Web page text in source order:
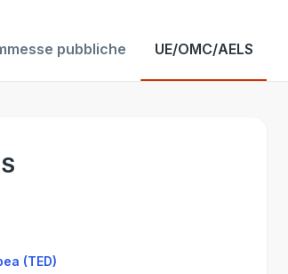
pubbliche UE/OMC/AELS
(TED)